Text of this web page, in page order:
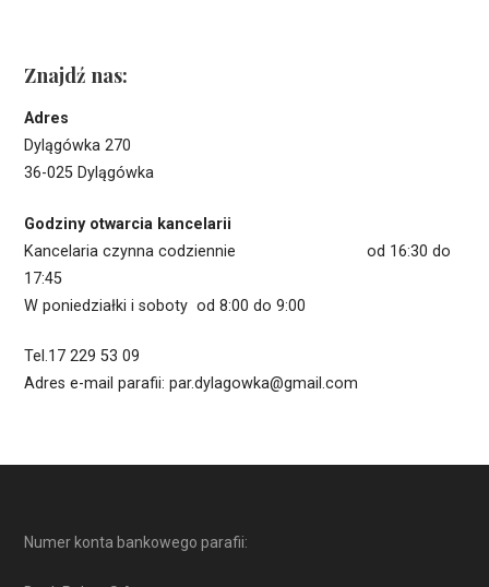
Znajdź nas:
Adres
Dylągówka 270
36-025 Dylągówka
Godziny otwarcia kancelarii
Kancelaria czynna codziennie od 16:30 do
17:45
W poniedziałki i soboty od 8:00 do 9:00
Tel.17 229 53 09
Adres e-mail parafii: par.dylagowka@gmail.com
Numer konta bankowego parafii: